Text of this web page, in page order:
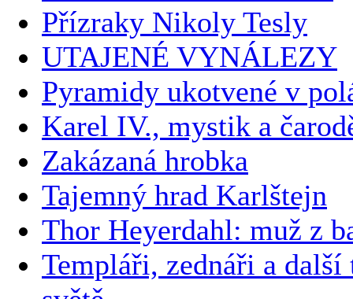
Přízraky Nikoly Tesly
UTAJENÉ VYNÁLEZY
Pyramidy ukotvené v
Karel IV., mystik a
Zakázaná hrobka
Tajemný hrad Karlštejn
Thor Heyerdahl: muž z
Templáři, zednáři a další